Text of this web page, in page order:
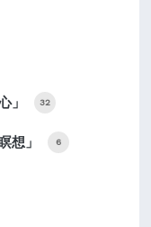
」 32
想」 6